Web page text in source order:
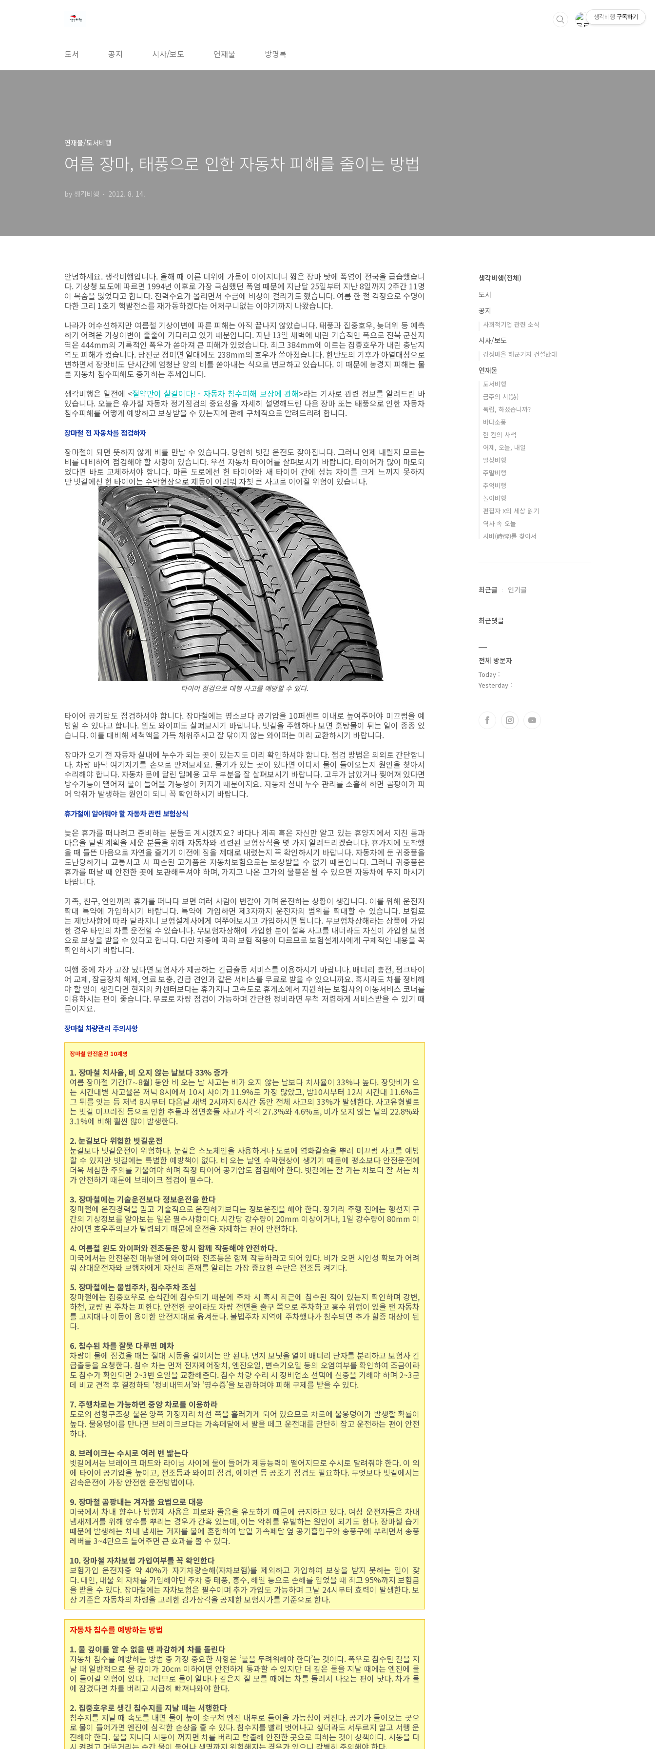
도서 공지 시사/보도 연재물 방명록
연재물/도서비행
여름 장마, 태풍으로 인한 자동차 피해를 줄이는 방법
by 생각비행 2012. 8. 14.
안녕하세요. 생각비행입니다. 올해 때 이른 더위에 가뭄이 이어지더니 짧은 장마 탓에 폭염이 전국을 급습했습니
다. 기상청 보도에 따르면 1994년 이후로 가장 극심했던 폭염 때문에 지난달 25일부터 지난 8일까지 2주간 11명
이 목숨을 잃었다고 합니다. 전력수요가 몰리면서 수급에 비상이 걸리기도 했습니다. 여름 한 철 걱정으로 수명이
다한 고리 1호기 핵발전소를 재가동하겠다는 어처구니없는 이야기까지 나왔습니다.
나라가 어수선하지만 여름철 기상이변에 따른 피해는 아직 끝나지 않았습니다. 태풍과 집중호우, 늦더위 등 예측
하기 어려운 기상이변이 줄줄이 기다리고 있기 때문입니다. 지난 13일 새벽에 내린 기습적인 폭으로 전북 군산지
역은 444mm의 기록적인 폭우가 쏟아져 큰 피해가 있었습니다. 최고 384mm에 이르는 집중호우가 내린 충남지
역도 피해가 컸습니다. 당진군 정미면 일대에도 238mm의 호우가 쏟아졌습니다. 한반도의 기후가 아열대성으로
변하면서 장맛비도 단시간에 엄청난 양의 비를 쏟아내는 식으로 변모하고 있습니다. 이 때문에 농경지 피해는 물
론 자동차 침수피해도 증가하는 추세입니다.
생각비행은 일전에 <절약만이 살길이다! - 자동차 침수피해 보상에 관해>라는 기사로 관련 정보를 알려드린 바
있습니다. 오늘은 휴가철 자동차 정기점검의 중요성을 자세히 설명해드린 다음 장마 또는 태풍으로 인한 자동차
침수피해를 어떻게 예방하고 보상받을 수 있는지에 관해 구체적으로 알려드리려 합니다.
장마철 전 자동차를 점검하자
장마철이 되면 뜻하지 않게 비를 만날 수 있습니다. 당연히 빗길 운전도 잦아집니다. 그러니 언제 내릴지 모르는
비를 대비하여 점검해야 할 사항이 있습니다. 우선 자동차 타이어를 살펴보시기 바랍니다. 타이어가 많이 마모되
었다면 바로 교체하셔야 합니다. 마른 도로에선 헌 타이어와 새 타이어 간에 성능 차이를 크게 느끼지 못하지
만 빗길에선 헌 타이어는 수막현상으로 제동이 어려워 자칫 큰 사고로 이어질 위험이 있습니다.
타이어 점검으로 대형 사고를 예방할 수 있다.
타이어 공기압도 점검하셔야 합니다. 장마철에는 평소보다 공기압을 10퍼센트 이내로 높여주어야 미끄럼을 예
방할 수 있다고 합니다. 윈도 와이퍼도 살펴보시기 바랍니다. 빗길을 주행하다 보면 흙탕물이 튀는 일이 종종 있
습니다. 이를 대비해 세척액을 가득 채워주시고 잘 닦이지 않는 와이퍼는 미리 교환하시기 바랍니다.
장마가 오기 전 자동차 실내에 누수가 되는 곳이 있는지도 미리 확인하셔야 합니다. 점검 방법은 의외로 간단합니
다. 차량 바닥 여기저기를 손으로 만져보세요. 물기가 있는 곳이 있다면 어디서 물이 들어오는지 원인을 찾아서
수리해야 합니다. 자동차 문에 달린 밀폐용 고무 부분을 잘 살펴보시기 바랍니다. 고무가 낡았거나 찢어져 있다면
방수기능이 떨어져 물이 들어올 가능성이 커지기 때문이지요. 자동차 실내 누수 관리를 소홀히 하면 곰팡이가 피
어 악취가 발생하는 원인이 되니 꼭 확인하시기 바랍니다.
휴가철에 알아둬야 할 자동차 관련 보험상식
늦은 휴가를 떠나려고 준비하는 분들도 계시겠지요? 바다나 계곡 혹은 자신만 알고 있는 휴양지에서 지친 몸과
마음을 달랠 계획을 세운 분들을 위해 자동차와 관련된 보험상식을 몇 가지 알려드리겠습니다. 휴가지에 도착했
을 때 들뜬 마음으로 자연을 즐기기 이전에 짐을 제대로 내렸는지 꼭 확인하시기 바랍니다. 자동차에 둔 귀중품을
도난당하거나 교통사고 시 파손된 고가품은 자동차보험으로는 보상받을 수 없기 때문입니다. 그러니 귀중품은
휴가를 떠날 때 안전한 곳에 보관해두셔야 하며, 가지고 나온 고가의 물품은 될 수 있으면 자동차에 두지 마시기
바랍니다.
가족, 친구, 연인끼리 휴가를 떠나다 보면 여러 사람이 번갈아 가며 운전하는 상황이 생깁니다. 이를 위해 운전자
확대 특약에 가입하시기 바랍니다. 특약에 가입하면 제3자까지 운전자의 범위를 확대할 수 있습니다. 보험료
는 제반사항에 따라 달라지니 보험설계사에게 여쭈어보시고 가입하시면 됩니다. 무보험차상해라는 상품에 가입
한 경우 타인의 차를 운전할 수 있습니다. 무보험차상해에 가입한 분이 설혹 사고를 내더라도 자신이 가입한 보험
으로 보상을 받을 수 있다고 합니다. 다만 차종에 따라 보험 적용이 다르므로 보험설계사에게 구체적인 내용을 꼭
확인하시기 바랍니다.
여행 중에 차가 고장 났다면 보험사가 제공하는 긴급출동 서비스를 이용하시기 바랍니다. 배터리 충전, 펑크타이
어 교체, 잠금장치 해제, 연료 보충, 긴급 견인과 같은 서비스를 무료로 받을 수 있으니까요. 혹시라도 차를 정비해
야 할 일이 생긴다면 현지의 카센터보다는 휴가지나 고속도로 휴게소에서 지원하는 보험사의 이동서비스 코너를
이용하시는 편이 좋습니다. 무료로 차량 점검이 가능하며 간단한 정비라면 무척 저렴하게 서비스받을 수 있기 때
문이지요.
장마철 차량관리 주의사항
장마철 안전운전 10계명
1. 장마철 치사율, 비 오지 않는 날보다 33% 증가
여름 장마철 기간(7∼8월) 동안 비 오는 날 사고는 비가 오지 않는 날보다 치사율이 33%나 높다. 장맛비가 오
는 시간대별 사고율은 저녁 8시에서 10시 사이가 11.9%로 가장 많았고, 밤10시부터 12시 시간대 11.6%로
그 뒤를 잇는 등 저녁 8시부터 다음날 새벽 2시까지 6시간 동안 전체 사고의 33%가 발생한다. 사고유형별로
는 빗길 미끄러짐 등으로 인한 추돌과 정면충돌 사고가 각각 27.3%와 4.6%로, 비가 오지 않는 날의 22.8%와
3.1%에 비해 훨씬 많이 발생한다.
2. 눈길보다 위험한 빗길운전
눈길보다 빗길운전이 위험하다. 눈길은 스노체인을 사용하거나 도로에 염화칼슘을 뿌려 미끄럼 사고를 예방
할 수 있지만 빗길에는 특별한 예방책이 없다. 비 오는 날엔 수막현상이 생기기 때문에 평소보다 안전운전에
더욱 세심한 주의를 기울여야 하며 적정 타이어 공기압도 점검해야 한다. 빗길에는 잘 가는 차보다 잘 서는 차
가 안전하기 때문에 브레이크 점검이 필수다.
3. 장마철에는 기술운전보다 정보운전을 한다
장마철에 운전경력을 믿고 기술적으로 운전하기보다는 정보운전을 해야 한다. 장거리 주행 전에는 행선지 구
간의 기상정보를 알아보는 일은 필수사항이다. 시간당 강수량이 20mm 이상이거나, 1일 강수량이 80mm 이
상이면 호우주의보가 발령되기 때문에 운전을 자제하는 편이 안전하다.
4. 여름철 윈도 와이퍼와 전조등은 항시 함께 작동해야 안전하다.
미국에서는 안전운전 매뉴얼에 와이퍼와 전조등은 함께 작동하라고 되어 있다. 비가 오면 시인성 확보가 어려
워 상대운전자와 보행자에게 자신의 존재를 알리는 가장 중요한 수단은 전조등 켜기다.
5. 장마철에는 불법주차, 침수주차 조심
장마철에는 집중호우로 순식간에 침수되기 때문에 주차 시 혹시 최근에 침수된 적이 있는지 확인하며 강변,
하천, 교량 밑 주차는 피한다. 안전한 곳이라도 차량 전면을 출구 쪽으로 주차하고 홍수 위험이 있을 땐 자동차
를 고지대나 이동이 용이한 안전지대로 옮겨둔다. 불법주차 지역에 주차했다가 침수되면 추가 할증 대상이 된
다.
6. 침수된 차를 잘못 다루면 폐차
차량이 물에 잠겼을 때는 절대 시동을 걸어서는 안 된다. 먼저 보닛을 열어 배터리 단자를 분리하고 보험사 긴
급출동을 요청한다. 침수 차는 먼저 전자제어장치, 엔진오일, 변속기오일 등의 오염여부를 확인하여 조금이라
도 침수가 확인되면 2~3번 오일을 교환해준다. 침수 차량 수리 시 정비업소 선택에 신중을 기해야 하며 2~3군
데 비교 견적 후 결정하되 ‘정비내역서’와 ‘영수증’을 보관하여야 피해 구제를 받을 수 있다.
7. 주행차로는 가능하면 중앙 차로를 이용하라
도로의 선형구조상 물은 양쪽 가장자리 차선 쪽을 흘러가게 되어 있으므로 차로에 물웅덩이가 발생할 확률이
높다. 물웅덩이를 만나면 브레이크보다는 가속페달에서 발을 떼고 운전대를 단단히 잡고 운전하는 편이 안전
하다.
8. 브레이크는 수시로 여러 번 밟는다
빗길에서는 브레이크 패드와 라이닝 사이에 물이 들어가 제동능력이 떨어지므로 수시로 말려줘야 한다. 이 외
에 타이어 공기압을 높이고, 전조등과 와이퍼 점검, 에어컨 등 공조기 점검도 필요하다. 무엇보다 빗길에서는
감속운전이 가장 안전한 운전방법이다.
9. 장마철 곰팡내는 겨자물 요법으로 대응
미국에서 차내 향수나 방향제 사용은 피로와 졸음을 유도하기 때문에 금지하고 있다. 여성 운전자들은 차내
냄새제거를 위해 향수를 뿌리는 경우가 간혹 있는데, 이는 악취를 유발하는 원인이 되기도 한다. 장마철 습기
때문에 발생하는 차내 냄새는 겨자를 물에 혼합하여 발밑 가속페달 옆 공기흡입구와 송풍구에 뿌리면서 송풍
레버를 3~4단으로 틀어주면 큰 효과를 볼 수 있다.
10. 장마철 자차보험 가입여부를 꼭 확인한다
보험가입 운전자중 약 40%가 자기차량손해(자차보험)를 제외하고 가입하여 보상을 받지 못하는 일이 잦
다. 대인, 대물 외 자차를 가입해야만 주차 중 태풍, 홍수, 해일 등으로 손해를 입었을 때 최고 95%까지 보험금
을 받을 수 있다. 장마철에는 자차보험은 필수이며 추가 가입도 가능하며 그날 24시부터 효력이 발생한다. 보
상 기준은 자동차의 차령을 고려한 감가상각을 공제한 보험시가를 기준으로 한다.
자동차 침수를 예방하는 방법
1. 물 깊이를 알 수 없을 땐 과감하게 차를 돌린다
자동차 침수를 예방하는 방법 중 가장 중요한 사항은 ‘물을 두려워해야 한다’는 것이다. 폭우로 침수된 길을 지
날 때 일반적으로 물 깊이가 20cm 이하이면 안전하게 통과할 수 있지만 더 깊은 물을 지날 때에는 엔진에 물
이 들어갈 위험이 있다. 그러므로 물이 얼마나 깊은지 잘 모를 때에는 차를 돌려서 나오는 편이 낫다. 차가 물
에 잠겼다면 차를 버리고 시급히 빠져나와야 한다.
2. 집중호우로 생긴 침수지를 지날 때는 서행한다
침수지를 지날 때 속도를 내면 물이 높이 솟구쳐 엔진 내부로 들어올 가능성이 커진다. 공기가 들어오는 곳으
로 물이 들어가면 엔진에 심각한 손상을 줄 수 있다. 침수지를 빨리 벗어나고 싶더라도 서두르지 말고 서행 운
전해야 한다. 물을 지나다 시동이 꺼지면 차를 버리고 탈출해 안전한 곳으로 피하는 것이 상책이다. 시동을 다
시 켜려고 머뭇거리는 순간 물이 불어나 생명까지 위험해지는 경우가 있으니 각별히 주의해야 한다.
생각비행(전체)
도서
공지
사회적기업 관련 소식
시사/보도
강정마을 해군기지 건설반대
연재물
도서비행
금주의 시(詩)
독립, 하셨습니까?
바다소풍
한 칸의 사색
어제, 오늘, 내일
일상비행
주말비행
추억비행
놀이비행
편집자 X의 세상 읽기
역사 속 오늘
시비(詩碑)를 찾아서
최근글 인기글
최근댓글
전체 방문자
Today :
Yesterday :
생각비행 구독하기